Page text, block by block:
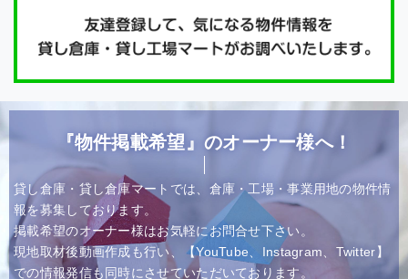
『物件掲載希望』のオーナー様へ！
貸し倉庫・貸し倉庫マートでは、倉庫・工場・事業用地の物件情
報を募集しております。
掲載希望のオーナー様はお気軽にお問合せ下さい。
現地取材後動画作成も行い、【YouTube、Instagram、Twitter】
での情報発信も同時にさせていただいております。